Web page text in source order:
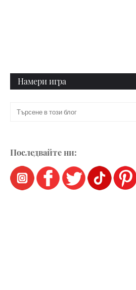
Намери игра
Последвайте ни: